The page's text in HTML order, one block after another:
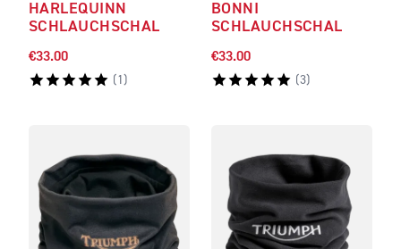
HARLEQUINN
SCHLAUCHSCHAL
€33.00
( 1 )
BONNI
SCHLAUCHSCHAL
€33.00
(3)